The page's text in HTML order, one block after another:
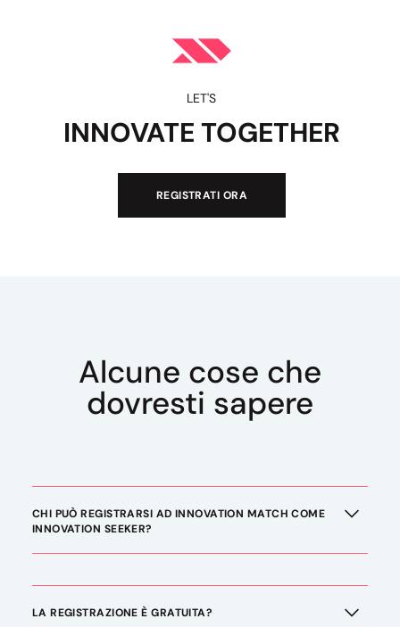
LET'S
INNOVATE TOGETHER
REGISTRATI ORA
Alcune cose che
dovresti sapere
CHI PUÒ REGISTRARSI AD INNOVATION MATCH COME
INNOVATION SEEKER?
LA REGISTRAZIONE È GRATUITA?